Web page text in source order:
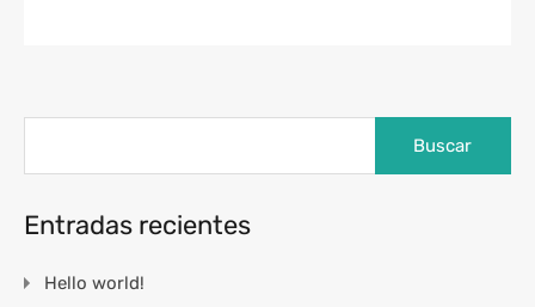
Entradas recientes
Hello world!